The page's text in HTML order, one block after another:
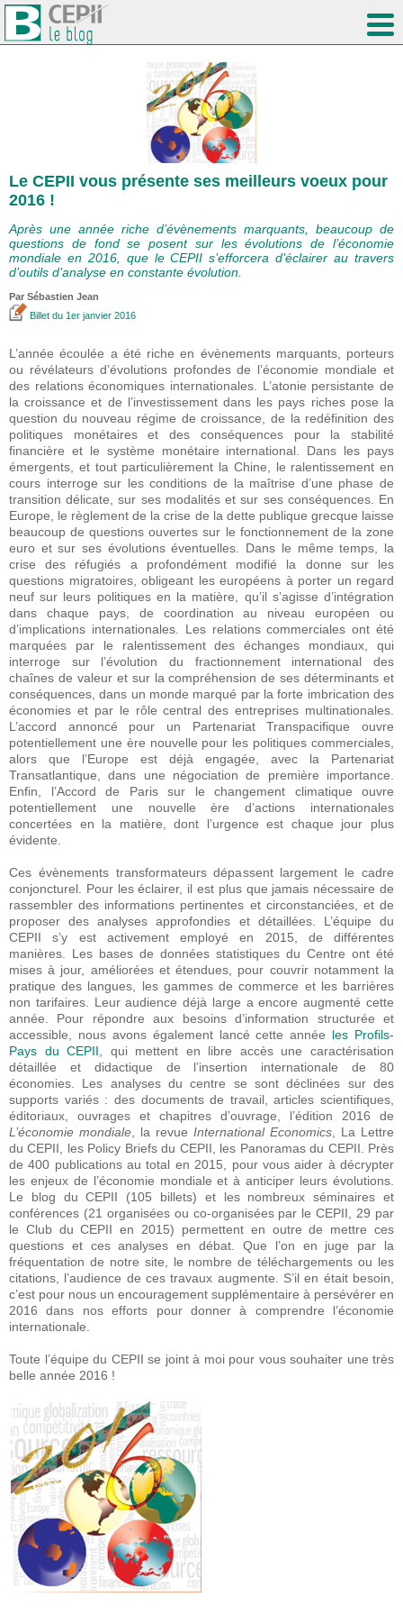
Le CEPII vous présente ses meilleurs voeux pour
2016 !
Après une année riche d’évènements marquants, beaucoup de
questions de fond se posent sur les évolutions de l’économie
mondiale en 2016, que le CEPII s’efforcera d’éclairer au travers
d’outils d’analyse en constante évolution.
Par Sébastien Jean
Billet du 1er janvier 2016
L’année écoulée a été riche en évènements marquants, porteurs
ou révélateurs d’évolutions profondes de l’économie mondiale et
des relations économiques internationales. L’atonie persistante de
la croissance et de l’investissement dans les pays riches pose la
question du nouveau régime de croissance, de la redéfinition des
politiques monétaires et des conséquences pour la stabilité
financière et le système monétaire international. Dans les pays
émergents, et tout particulièrement la Chine, le ralentissement en
cours interroge sur les conditions de la maîtrise d’une phase de
transition délicate, sur ses modalités et sur ses conséquences. En
Europe, le règlement de la crise de la dette publique grecque laisse
beaucoup de questions ouvertes sur le fonctionnement de la zone
euro et sur ses évolutions éventuelles. Dans le même temps, la
crise des réfugiés a profondément modifié la donne sur les
questions migratoires, obligeant les européens à porter un regard
neuf sur leurs politiques en la matière, qu’il s’agisse d’intégration
dans chaque pays, de coordination au niveau européen ou
d’implications internationales. Les relations commerciales ont été
marquées par le ralentissement des échanges mondiaux, qui
interroge sur l’évolution du fractionnement international des
chaînes de valeur et sur la compréhension de ses déterminants et
conséquences, dans un monde marqué par la forte imbrication des
économies et par le rôle central des entreprises multinationales.
L’accord annoncé pour un Partenariat Transpacifique ouvre
potentiellement une ère nouvelle pour les politiques commerciales,
alors que l’Europe est déjà engagée, avec la Partenariat
Transatlantique, dans une négociation de première importance.
Enfin, l’Accord de Paris sur le changement climatique ouvre
potentiellement une nouvelle ère d’actions internationales
concertées en la matière, dont l’urgence est chaque jour plus
évidente.
Ces évènements transformateurs dépassent largement le cadre
conjoncturel. Pour les éclairer, il est plus que jamais nécessaire de
rassembler des informations pertinentes et circonstanciées, et de
proposer des analyses approfondies et détaillées. L’équipe du
CEPII s’y est activement employé en 2015, de différentes
manières. Les bases de données statistiques du Centre ont été
mises à jour, améliorées et étendues, pour couvrir notamment la
pratique des langues, les gammes de commerce et les barrières
non tarifaires. Leur audience déjà large a encore augmenté cette
année. Pour répondre aux besoins d’information structurée et
accessible, nous avons également lancé cette année les Profils-
Pays du CEPII, qui mettent en libre accès une caractérisation
détaillée et didactique de l’insertion internationale de 80
économies. Les analyses du centre se sont déclinées sur des
supports variés : des documents de travail, articles scientifiques,
éditoriaux, ouvrages et chapitres d’ouvrage, l’édition 2016 de
L’économie mondiale, la revue International Economics, La Lettre
du CEPII, les Policy Briefs du CEPII, les Panoramas du CEPII. Près
de 400 publications au total en 2015, pour vous aider à décrypter
les enjeux de l’économie mondiale et à anticiper leurs évolutions.
Le blog du CEPII (105 billets) et les nombreux séminaires et
conférences (21 organisées ou co-organisées par le CEPII, 29 par
le Club du CEPII en 2015) permettent en outre de mettre ces
questions et ces analyses en débat. Que l’on en juge par la
fréquentation de notre site, le nombre de téléchargements ou les
citations, l’audience de ces travaux augmente. S’il en était besoin,
c’est pour nous un encouragement supplémentaire à persévérer en
2016 dans nos efforts pour donner à comprendre l’économie
internationale.
Toute l’équipe du CEPII se joint à moi pour vous souhaiter une très
belle année 2016 !